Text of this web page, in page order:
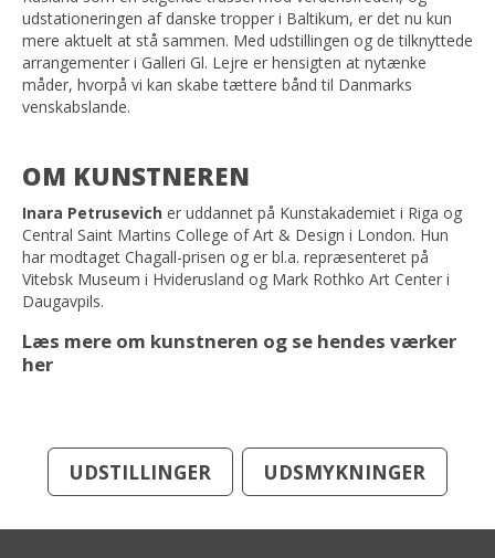
udstationeringen af danske tropper i Baltikum, er det nu kun
mere aktuelt at stå sammen. Med udstillingen og de tilknyttede
arrangementer i Galleri Gl. Lejre er hensigten at nytænke
måder, hvorpå vi kan skabe tættere bånd til Danmarks
venskabslande.
OM KUNSTNEREN
Inara Petrusevich er uddannet på Kunstakademiet i Riga og
Central Saint Martins College of Art & Design i London. Hun
har modtaget Chagall-prisen og er bl.a. repræsenteret på
Vitebsk Museum i Hviderusland og Mark Rothko Art Center i
Daugavpils.
Læs mere om kunstneren og se hendes værker
her
UDSTILLINGER UDSMYKNINGER